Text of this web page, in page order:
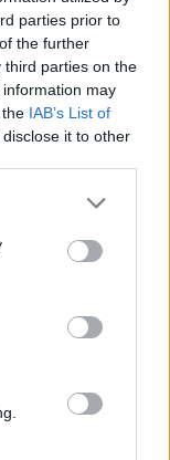
parties prior to
the further
third parties on the
information may
IAB’s List of
it to other